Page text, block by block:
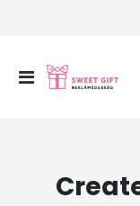
Navigáció
váltása